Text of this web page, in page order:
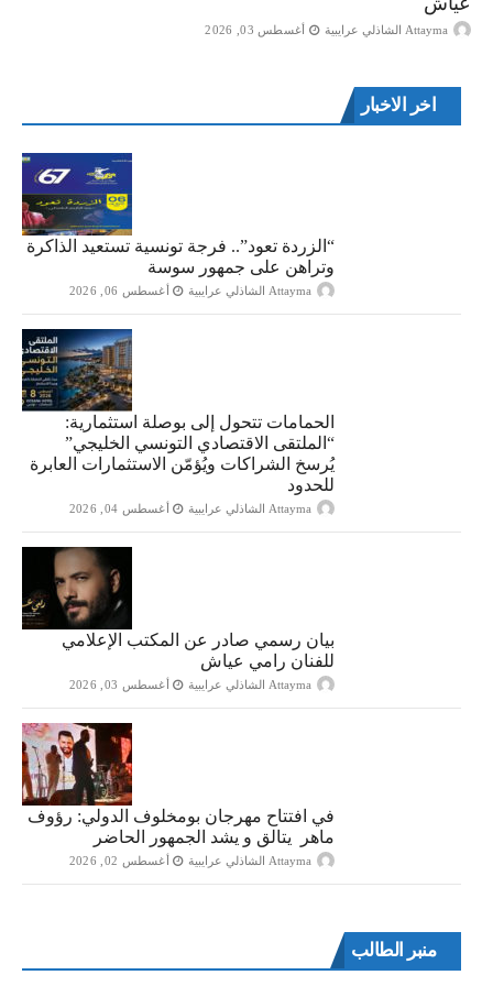
Attayma الشاذلي عرايبية أغسطس 03, 2026
اخر الاخبار
“الزردة تعود”.. فرجة تونسية تستعيد الذاكرة
وتراهن على جمهور سوسة
Attayma الشاذلي عرايبية أغسطس 06, 2026
الحمامات تتحول إلى بوصلة استثمارية:
“الملتقى الاقتصادي التونسي الخليجي”
يُرسخ الشراكات ويُؤمّن الاستثمارات العابرة
للحدود
Attayma الشاذلي عرايبية أغسطس 04, 2026
بيان رسمي صادر عن المكتب الإعلامي
للفنان رامي عياش
Attayma الشاذلي عرايبية أغسطس 03, 2026
في افتتاح مهرجان بومخلوف الدولي: رؤوف
ماهر يتالق و يشد الجمهور الحاضر
Attayma الشاذلي عرايبية أغسطس 02, 2026
منبر الطالب